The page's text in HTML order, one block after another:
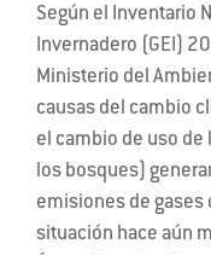
Según el Inventario
Invernadero (GEI)
Ministerio del
causas del cambio
el cambio de uso de
los bosques)
emisiones de gases
situación hace aún